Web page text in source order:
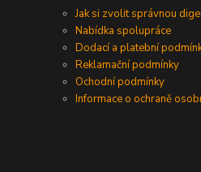
Jak si zvolit správnou
Nabídka spolupráce
Dodací a platební
Reklamační podmínky
Ochodní podmínky
Informace o ochraně